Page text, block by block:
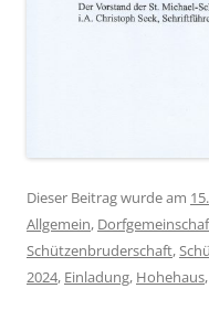
Dieser Beitrag wurde am
Allgemein,
Schützenbruderschaft,
2024, Einladung, Hohehaus,